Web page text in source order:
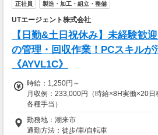
正社員 製造・加工・組立・整備
UTエージェント株式会社
【日勤&土日祝休み】未経験歓
の管理・回収作業！PCスキルが
《AYVL1C》
時給：1,250円～
月収例：233,000円（時給×8H実働×20日
各種手当）
勤務地：潮来市
通勤方法：徒歩/車/自転車